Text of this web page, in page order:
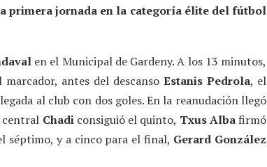
primera jornada en la categoría élite del fútbol
en el Municipal de Gardeny. A los 13 minutos,
antes del descansoEstanis Pedrola, el
al club con dos goles. En la reanudación llegó
central Chadiconsiguió el quinto, Txus Albafirmó
séptimo, y a cinco para el final, Gerard González